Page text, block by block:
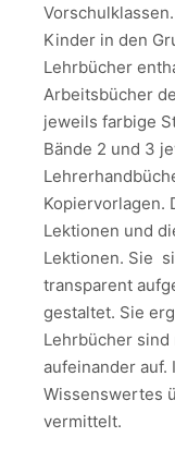
Kinder in den
Lehrbücher
Arbeitsbücher
jeweils farbige
Bände 2 und 3
Kopiervorlagen.
Lektionen und
Lektionen. Sie
transparent
gestaltet. Sie
Lehrbücher
aufeinander
Wissenswertes
vermittelt.